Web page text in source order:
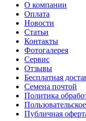
Тмин
Трава для
Туласи
Укроп
Фенхель
Хризантема
Цикорий
Цикорий
Черемша
Шпинат
Щавель
Эндивий
Эстрагон
О компании
Оплата
Новости
Статьи
Контакты
Фотогалерея​
Сервис
Отзывы
Бесплатная
Семена почтой
Политика
Публичная